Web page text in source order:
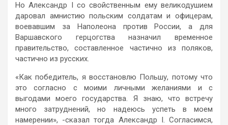
Но Александр I со свойственным ему великодушием
даровал амнистию польским солдатам и офицерам,
воевавшим за Наполеона против России, а для
Варшавского герцогства назначил временное
правительство, составленное частично из поляков,
частично из русских.
«Как победитель, я восстановлю Польшу, потому что
это согласно с моими личными желаниями и с
выгодами моего государства. Я знаю, что встречу
много затруднений, но надеюсь успеть в моем
намерении», -сказал тогда Александр I. Согласимся,